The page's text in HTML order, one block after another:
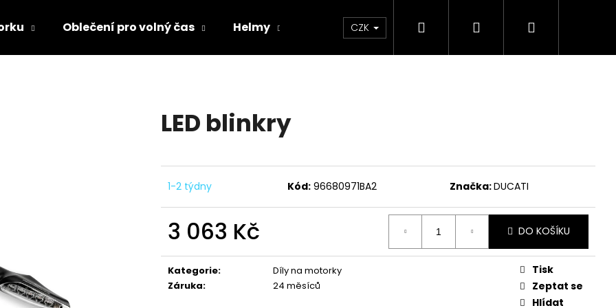
Oblečení pro volný čas Helmy Chrániče Díly Doplňky a předměty
CZK Hledat PřihlášeníNákupní
LED blinkry
1-2 týdny Kód: 96680971BA2 Značka:DUCATI
3 063 Kč
cena:
DO KOŠÍKU
Kategorie:
Díly na motorky
Záruka: 24 měsíců
Tisk
Zeptat se
Hlídat
HLEDAT
DC SPEED BÍLO-ČERNÉ